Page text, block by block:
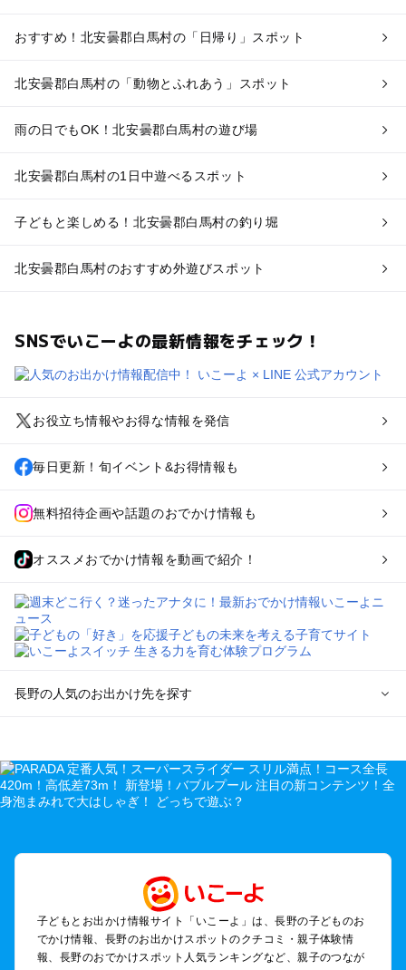
おすすめ！北安曇郡白馬村の「日帰り」スポット
北安曇郡白馬村の「動物とふれあう」スポット
雨の日でもOK！北安曇郡白馬村の遊び場
北安曇郡白馬村の1日中遊べるスポット
子どもと楽しめる！北安曇郡白馬村の釣り堀
北安曇郡白馬村のおすすめ外遊びスポット
SNSでいこーよの最新情報をチェック！
お役立ち情報やお得な情報を発信
毎日更新！旬イベント&お得情報も
無料招待企画や話題のおでかけ情報も
オススメおでかけ情報を動画で紹介！
長野の人気のお出かけ先を探す
を探す
軽井沢・万座・嬬恋・北軽井沢のプールお出かけ
松本・上高地・諏訪・乗鞍・美ヶ原のプールお出かけ
伊那・駒ヶ根・飯田・昼神（伊那路）のプールお出かけ
蓼科・白樺湖・車山・女神湖・姫木平のプールお出かけ
安曇野・大町のプールお出かけ
白馬・小谷のプールお出かけ
八ヶ岳・野辺山・富士見・原村・小海線沿線のプールお出かけ
木曽路・木曽周辺のプールお出かけ
子どもとお出かけ情報サイト「いこーよ」は、長野の子どものお
でかけ情報、長野のお出かけスポットのクチコミ・親子体験情
報、長野のおでかけスポット人気ランキングなど、親子のつなが